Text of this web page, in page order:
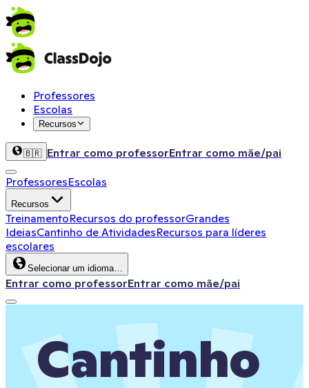
Professores
Escolas
Recursos
🇧🇷 Entrar como professorEntrar como mãe/pai
ProfessoresEscolas
Recursos
TreinamentoRecursos do professorGrandes
IdeiasCantinho de AtividadesRecursos para líderes
escolares
Selecionar um idioma…
Entrar como professorEntrar como mãe/pai
Cantinho